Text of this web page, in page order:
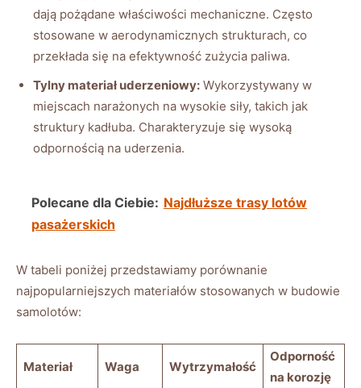
dają pożądane właściwości mechaniczne. Często
stosowane w aerodynamicznych strukturach, co
przekłada się na efektywność zużycia paliwa.
Tylny materiał uderzeniowy: Wykorzystywany w
miejscach narażonych na wysokie siły, takich jak
struktury kadłuba. Charakteryzuje się wysoką
odpornością na uderzenia.
Polecane dla Ciebie: Najdłuższe trasy lotów
pasażerskich
W tabeli poniżej przedstawiamy porównanie
najpopularniejszych materiałów stosowanych w budowie
samolotów:
Materiał Waga Wytrzymałość
Odporność
na korozję